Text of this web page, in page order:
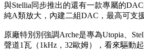
與Stellia同步推出的還有一款專屬的
純A類放大，內建二組DAC，最高可支
原廠特別別強調Arche是專為Utopia、
聲道1瓦（1kHz，32歐姆），看來驅動